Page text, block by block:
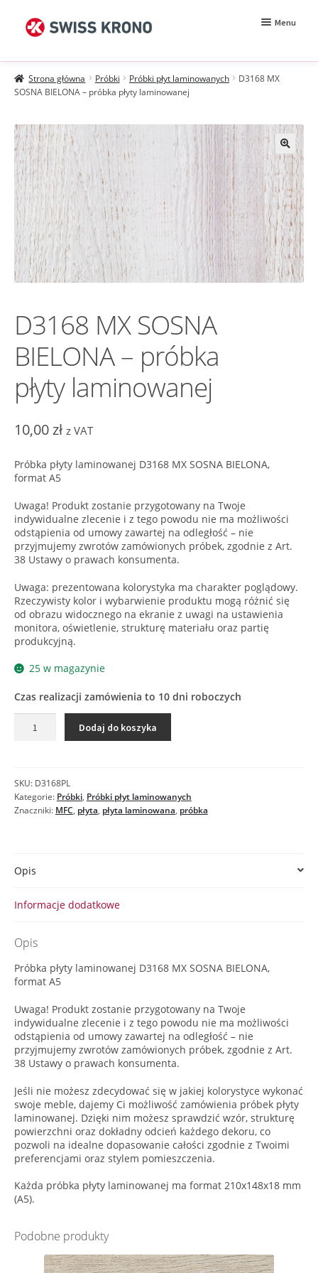
Przejdź
Przejdź
Menu
Próbki
Rozwiń
Wzorniki
Moje konto
Zamówienie
Jak kupować?
Próbki MDF BE.Velvet
Strona główna Próbki Próbki płyt laminowanych
D3168 MX
SOSNA BIELONA – próbka płyty laminowanej
D3168 MX SOSNA
BIELONA – próbka
płyty laminowanej
10,00zł z VAT
Próbka płyty laminowanej D3168 MX SOSNA BIELONA,
format A5
Uwaga! Produkt zostanie przygotowany na Twoje
indywidualne zlecenie i z tego powodu nie ma możliwości
odstąpienia od umowy zawartej na odległość – nie
przyjmujemy zwrotów zamówionych próbek, zgodnie z Art.
38 Ustawy o prawach konsumenta.
Uwaga: prezentowana kolorystyka ma charakter poglądowy.
Rzeczywisty kolor i wybarwienie produktu mogą różnić się
od obrazu widocznego na ekranie z uwagi na ustawienia
monitora, oświetlenie, strukturę materiału oraz partię
produkcyjną.
25 w magazynie
Czas realizacji zamówienia to 10 dni roboczych
D3168
-
próbka
płyty
Dodaj do koszyka
SKU: D3168PL
Kategorie: Próbki, Próbki płyt laminowanych
Znaczniki: MFC, płyta, płyta laminowana, próbka
Opis
Informacje dodatkowe
Opis
Próbka płyty laminowanej D3168 MX SOSNA BIELONA,
format A5
Uwaga! Produkt zostanie przygotowany na Twoje
indywidualne zlecenie i z tego powodu nie ma możliwości
odstąpienia od umowy zawartej na odległość – nie
przyjmujemy zwrotów zamówionych próbek, zgodnie z Art.
38 Ustawy o prawach konsumenta.
Jeśli nie możesz zdecydować się w jakiej kolorystyce wykonać
swoje meble, dajemy Ci możliwość zamówienia próbek płyty
laminowanej. Dzięki nim możesz sprawdzić wzór, strukturę
powierzchni oraz dokładny odcień każdego dekoru, co
pozwoli na idealne dopasowanie całości zgodnie z Twoimi
preferencjami oraz stylem pomieszczenia.
Każda próbka płyty laminowanej ma format 210x148x18 mm
(A5).
Podobne produkty